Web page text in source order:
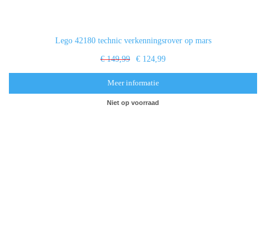
Lego 42180 technic verkenningsrover op mars
€ 149,99 € 124,99
Meer informatie
Niet op voorraad